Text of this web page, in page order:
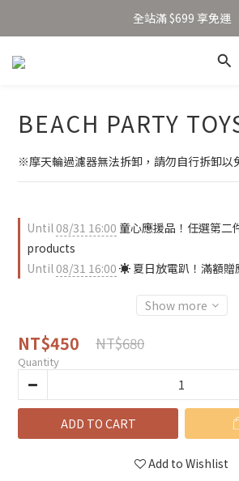
加入新會員得 $100 購物金
全站滿 $699 享免運
加入新會員得 $100 購物金
BEACH PARTY
※摩天輪過濾器無法拆卸，請勿自行拆卸以
Until08/31 16:00 童心應援品！任選第
products
Until08/31 16:00 ☀️ 夏日放電趴！滿額
Show more
NT$450 NT$680
Quantity
ADD TO CART
Add to Wishlist